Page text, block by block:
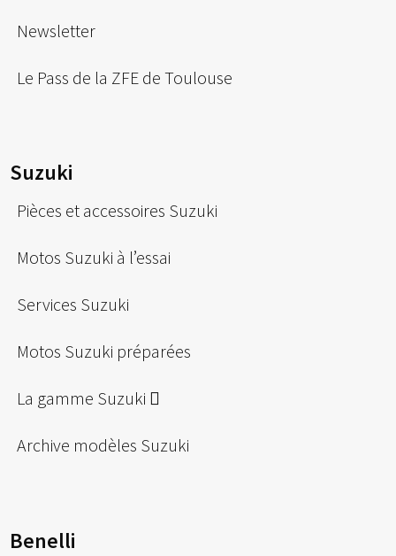
Newsletter
Le Pass de la ZFE de Toulouse
Suzuki
Pièces et accessoires Suzuki
Motos Suzuki à l’essai
Services Suzuki
Motos Suzuki préparées
La gamme Suzuki
Archive modèles Suzuki
Benelli